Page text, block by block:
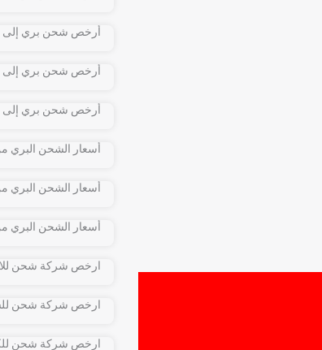
أرخص شحن بري إلى
أرخص شحن بري إلى
أرخص شحن بري إلى
أسعار الشحن البري
أسعار الشحن البري
أسعار الشحن البري
ارخص شركة شحن
ارخص شركة شحن
ارخص شركة شحن